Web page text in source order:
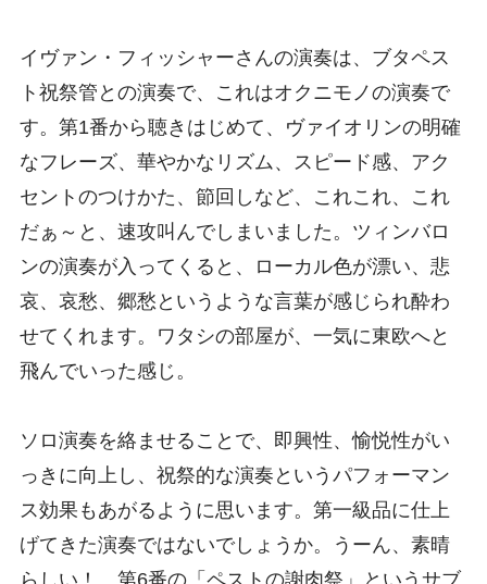
イヴァン・フィッシャーさんの演奏は、ブタペス
ト祝祭管との演奏で、これはオクニモノの演奏で
す。第1番から聴きはじめて、ヴァイオリンの明確
なフレーズ、華やかなリズム、スピード感、アク
セントのつけかた、節回しなど、これこれ、これ
だぁ～と、速攻叫んでしまいました。ツィンバロ
ンの演奏が入ってくると、ローカル色が漂い、悲
哀、哀愁、郷愁というような言葉が感じられ酔わ
せてくれます。ワタシの部屋が、一気に東欧へと
飛んでいった感じ。
ソロ演奏を絡ませることで、即興性、愉悦性がい
っきに向上し、祝祭的な演奏というパフォーマン
ス効果もあがるように思います。第一級品に仕上
げてきた演奏ではないでしょうか。うーん、素晴
らしい！ 第6番の「ペストの謝肉祭」というサブ